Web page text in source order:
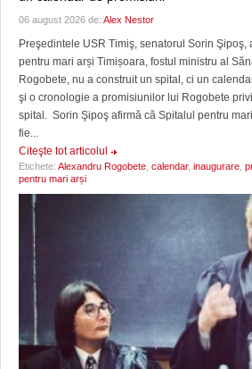
06 august 2026 de: Alex Nestor
Preşedintele USR Timiş, senatorul Sorin Şipoş,
pentru mari arși Timișoara, fostul ministru al
Rogobete, nu a construit un spital, ci un
şi o cronologie a promisiunilor lui Rogobete
spital. Sorin Şipoş afirmă că Spitalul pentru
fie...
Citeşte tot articolul
Etichete: Alexandru Rogobete calendar, inaugurare
pentru mari arși